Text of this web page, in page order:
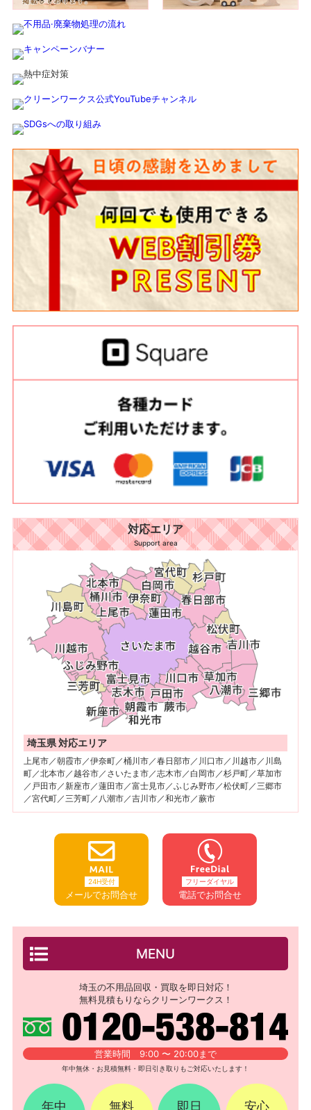
対応エリア
Support area
埼玉県 対応エリア
上尾市／朝霞市／伊奈町／桶川市／春日部市／川口市／川越市／川島
町／北本市／越谷市／さいたま市／志木市／白岡市／杉戸町／草加市
／戸田市／新座市／蓮田市／富士見市／ふじみ野市／松伏町／三郷市
／宮代町／三芳町／八潮市／吉川市／和光市／蕨市
24H受付
メールでお問合せ
フリーダイヤル
電話でお問合せ
MENU
埼玉の不用品回収・買取を即日対応！
無料見積もりならクリーンワークス！
営業時間 9:00 〜 20:00まで
年中無休・お見積無料・即日引き取りもご対応いたします！
年中 無料 即日 安心